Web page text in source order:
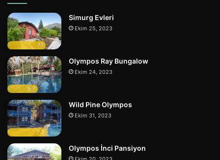
7.1
Simurg Evleri
Ekim 25, 2023
5.7
Olympos Ray Bungalow
Ekim 24, 2023
7.3
Wild Pine Olympos
Ekim 31, 2023
Olympos İnci Pansiyon